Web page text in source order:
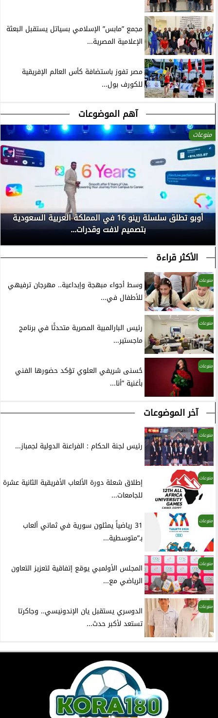
مجمع ”مابس” الإسلامي بسياتل يستقبل البعثة
الإعلامية المصرية...
مصر تفوز باستضافة كأس العالم الإفريقية
للكورف بول...
آهم الموضوعات
منوعات
أوبو تطلق سلسلة رينو 16 في المملكة العربية السعودية
بتصميم لافت وقدرات...
الأكثر قراءة
منوعات
وسط أجواء مبهجة وإبداعية.. مهرجان ترفيهي
للأطفال في...
منوعات
رئيس البارالمبية المصرية متحدثًا في برنامج
ماجستير...
منوعات
حُسنى شريفي العلوي تؤكد حضورها الفني
بأغنية ”أنا...
آخر الموضوعات
منوعات
رئيس لجنة الحكام : الفراعنة الدولية لجمباز...
منوعات
إطلاق شعلة دورة الألعاب الأفريقية الثانية عشرة
للجامعات...
منوعات
31 رياضياً يمثلون سورية في ثماني ألعاب
بـ”متوسطية...
منوعات
المجلس الأولمبي يوقع إتفاقية لتعزيز التعاون
الرياضي مع...
منوعات
الدوسري يستقبل يان الإندونيسي.. وجاكرتا
تستعد لأكبر حدث...